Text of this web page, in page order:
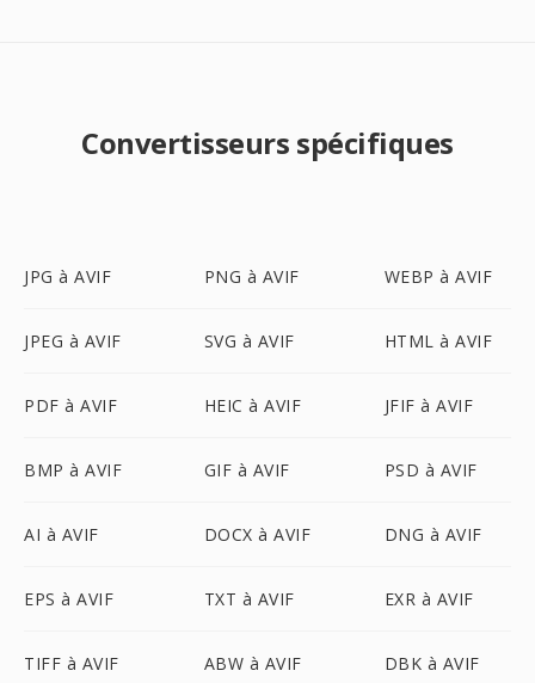
Convertisseurs spécifiques
JPG à AVIF PNG à AVIF WEBP à AVIF
JPEG à AVIF SVG à AVIF HTML à AVIF
PDF à AVIF HEIC à AVIF JFIF à AVIF
BMP à AVIF GIF à AVIF PSD à AVIF
AI à AVIF DOCX à AVIF DNG à AVIF
EPS à AVIF TXT à AVIF EXR à AVIF
TIFF à AVIF ABW à AVIF DBK à AVIF